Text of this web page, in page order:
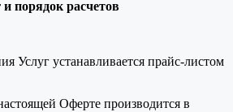
порядок расчетов
Услуг устанавливается прайс-листом
Оферте производится в